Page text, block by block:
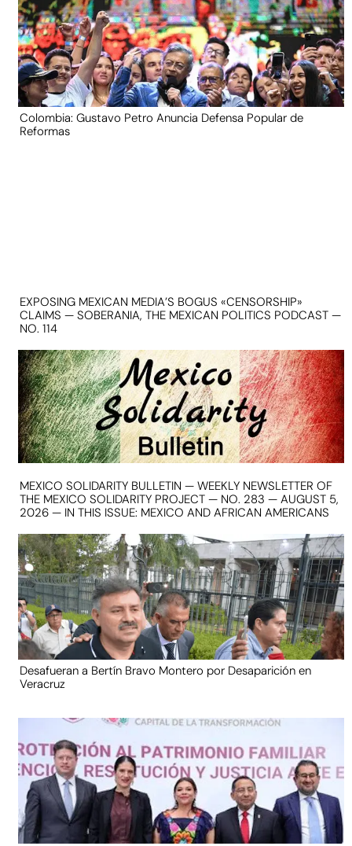
Colombia: Gustavo Petro Anuncia Defensa Popular de
Reformas
EXPOSING MEXICAN MEDIA’S BOGUS «CENSORSHIP»
CLAIMS — SOBERANIA, THE MEXICAN POLITICS PODCAST —
NO. 114
MEXICO SOLIDARITY BULLETIN — WEEKLY NEWSLETTER OF
THE MEXICO SOLIDARITY PROJECT — NO. 283 — AUGUST 5,
2026 — IN THIS ISSUE: MEXICO AND AFRICAN AMERICANS
Desafueran a Bertín Bravo Montero por Desaparición en
Veracruz